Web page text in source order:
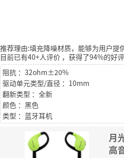
推荐理由:填充降噪材质，能够为用户提
目前已有40+人评价 ，获得了94%的好
阻抗 ：32ohm±20%
驱动单元类型/直径 ：10mm
翻新类型 ：全新
颜色 ：黑色
类型 ：蓝牙耳机
月
高